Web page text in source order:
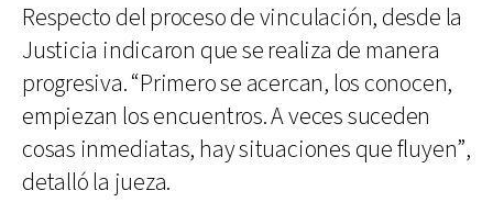
Respecto del proceso de vinculación, desde la
Justicia indicaron que se realiza de manera
progresiva. “Primero se acercan, los conocen,
empiezan los encuentros. A veces suceden
cosas inmediatas, hay situaciones que fluyen”,
detalló la jueza.